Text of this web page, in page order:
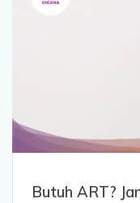
Butuh ART?